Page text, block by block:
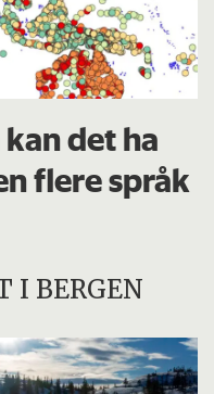
det ha
flere språk
I BERGEN